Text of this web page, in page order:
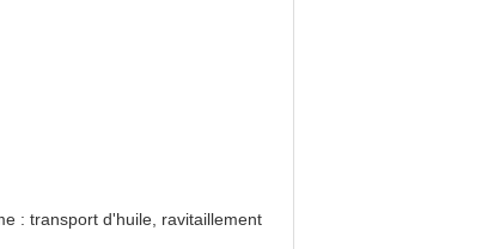
: transport d'huile, ravitaillement